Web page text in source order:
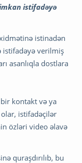
istifadəyə
istinadən
istifadəyə verilmiş
asanlıqla dostlara
kontakt və ya
istifadəçilər
özləri video əlavə
quraşdırılıb, bu